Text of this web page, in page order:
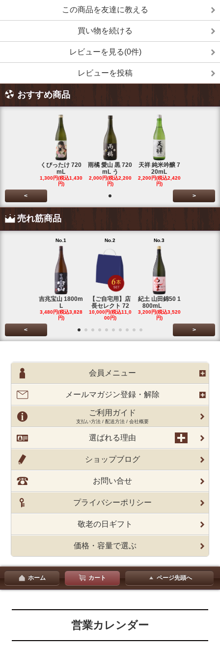
この商品を友達に教える
買い物を続ける
レビューを見る(0件)
レビューを投稿
おすすめ商品
くびったけ 720
mL
1,300円(税込1,430
円)
雨橘 愛山 黒 720
mL う
2,000円(税込2,200
円)
天祥 純米吟醸 7
20mL
2,200円(税込2,420
円)
< >
売れ筋商品
No.1
吉兆宝山 1800m
L
3,480円(税込3,828
円)
No.2
【ご自宅用】店
長セレクト 72
10,000円(税込11,0
00円)
No.3
紀土 山田錦50 1
800mL
3,200円(税込3,520
円)
< >
会員メニュー
メールマガジン登録・解除
ご利用ガイド
支払い方法 / 配送方法 / 会社概要
選ばれる理由
ショップブログ
お問い合せ
プライバシーポリシー
敬老の日ギフト
価格・容量で選ぶ
ホーム カート ページ先頭へ
営業カレンダー